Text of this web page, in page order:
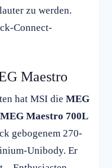
zu werden.
Connect-
Maestro
hat MSI die MEG
MEG Maestro 700L
gebogenem 270-
Unibody. Er